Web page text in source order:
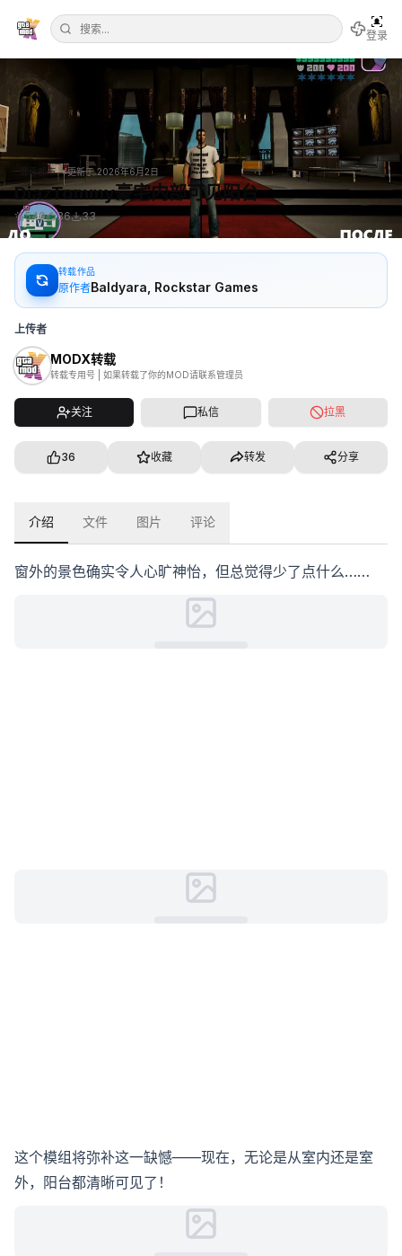
登录
罪恶都市 •更新于2026年6月2日
DiazTommy豪宅内部可见阳台
540 36 33
转载作品
原作者Baldyara, Rockstar Games
上传者
MODX转载
转载专用号 | 如果转载了你的MOD请联系管理员
关注 私信 拉黑
36 收藏 转发 分享
介绍 文件 图片 评论
窗外的景色确实令人心旷神怡，但总觉得少了点什么……
这个模组将弥补这一缺憾——现在，无论是从室内还是室
外，阳台都清晰可见了！